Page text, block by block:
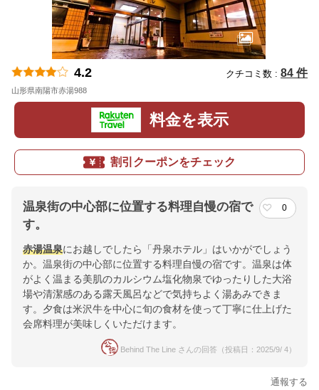
4.2 クチコミ数 : 84 件
山形県南陽市赤湯988
料金を表示
割引クーポンをチェック
温泉街の中心部に位置する料理自慢の宿で
す。
0
赤湯温泉にお越しでしたら「丹泉ホテル」はいかがでしょう
か。温泉街の中心部に位置する料理自慢の宿です。温泉は体
がよく温まる美肌のカルシウム塩化物泉でゆったりした大浴
場や清潔感のある露天風呂などで気持ちよく湯あみできま
す。夕食は米沢牛を中心に旬の食材を使って丁寧に仕上げた
会席料理が美味しくいただけます。
Behind The Line さんの回答（投稿日：2025/9/ 4）
通報する